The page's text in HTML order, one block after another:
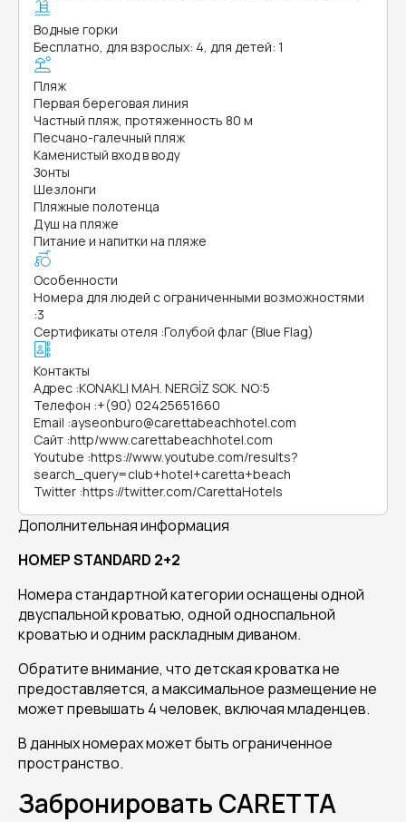
Водные горки
Бесплатно, для взрослых: 4, для детей: 1
Пляж
Первая береговая линия
Частный пляж, протяженность 80 м
Песчано-галечный пляж
Каменистый вход в воду
Зонты
Шезлонги
Пляжные полотенца
Душ на пляже
Питание и напитки на пляже
Особенности
Номера для людей с ограниченными возможностями
:3
Сертификаты отеля :Голубой флаг (Blue Flag)
Контакты
Адрес :KONAKLI MAH. NERGİZ SOK. NO:5
Телефон :+(90) 02425651660
Email :ayseonburo@carettabeachhotel.com
Сайт :http/www.carettabeachhotel.com
Youtube :https://www.youtube.com/results?
search_query=club+hotel+caretta+beach
Twitter :https://twitter.com/CarettaHotels
Дополнительная информация
НОМЕР STANDARD 2+2
Номера стандартной категории оснащены одной
двуспальной кроватью, одной односпальной
кроватью и одним раскладным диваном.
Обратите внимание, что детская кроватка не
предоставляется, а максимальное размещение не
может превышать 4 человек, включая младенцев.
В данных номерах может быть ограниченное
пространство.
Забронировать CARETTA